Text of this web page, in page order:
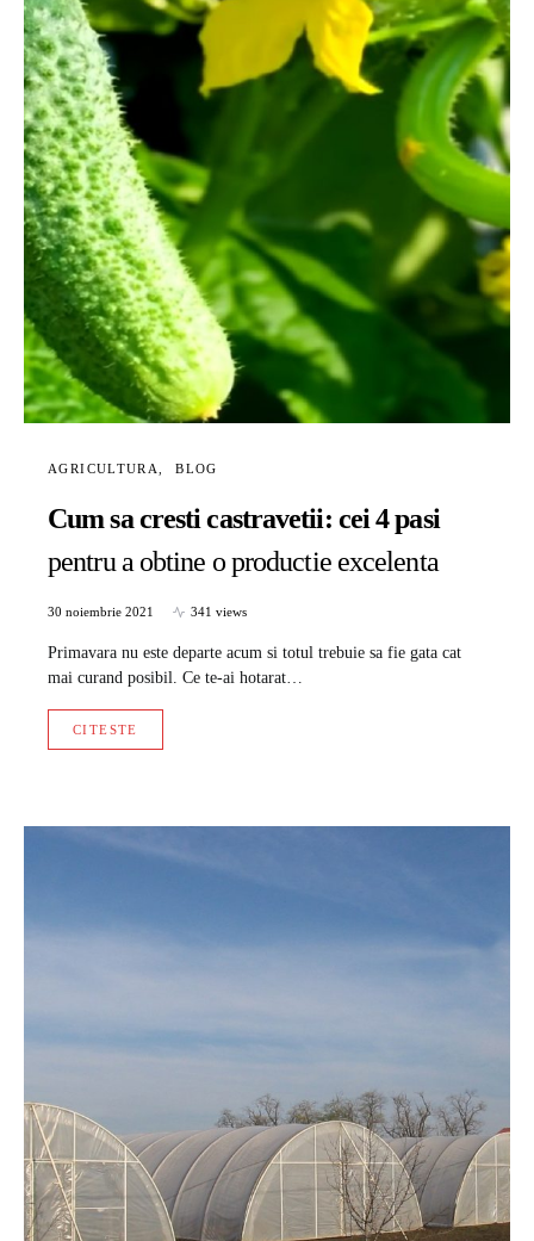
AGRICULTURA BLOG
Cum sa cresti castravetii: cei 4 pasi
pentru a obtine o productie excelenta
30 noiembrie 2021 341 views
Primavara nu este departe acum si totul trebuie sa fie gata cat
mai curand posibil. Ce te-ai hotarat…
CITESTE